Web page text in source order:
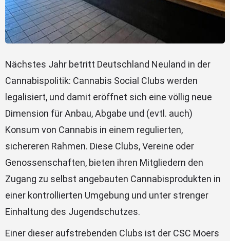
Nächstes Jahr betritt Deutschland Neuland in der
Cannabispolitik: Cannabis Social Clubs werden
legalisiert, und damit eröffnet sich eine völlig neue
Dimension für Anbau, Abgabe und (evtl. auch)
Konsum von Cannabis in einem regulierten,
sichereren Rahmen. Diese Clubs, Vereine oder
Genossenschaften, bieten ihren Mitgliedern den
Zugang zu selbst angebauten Cannabisprodukten in
einer kontrollierten Umgebung und unter strenger
Einhaltung des Jugendschutzes.
Einer dieser aufstrebenden Clubs ist der CSC Moers